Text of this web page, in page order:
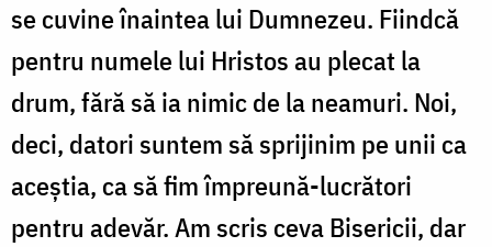
se cuvine înaintea lui Dumnezeu. Fiindcă
pentru numele lui Hristos au plecat la
drum, fără să ia nimic de la neamuri. Noi,
deci, datori suntem să sprijinim pe unii ca
aceștia, ca să fim împreună-lucrători
pentru adevăr. Am scris ceva Bisericii, dar